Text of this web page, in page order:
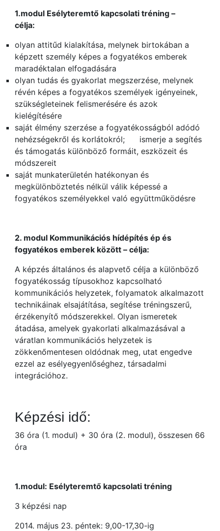
1.modul Esélyteremtő kapcsolati tréning –
célja:
olyan attitűd kialakítása, melynek birtokában a
képzett személy képes a fogyatékos emberek
maradéktalan elfogadására
olyan tudás és gyakorlat megszerzése, melynek
révén képes a fogyatékos személyek igényeinek,
szükségleteinek felismerésére és azok
kielégítésére
saját élmény szerzése a fogyatékosságból adódó
nehézségekről és korlátokról; ismerje a segítés
és támogatás különböző formáit, eszközeit és
módszereit
saját munkaterületén hatékonyan és
megkülönböztetés nélkül válik képessé a
fogyatékos személyekkel való együttműködésre
2. modul Kommunikációs hídépítés ép és
fogyatékos emberek között – célja:
A képzés általános és alapvető célja a különböző
fogyatékosság típusokhoz kapcsolható
kommunikációs helyzetek, folyamatok alkalmazott
technikáinak elsajátítása, segítése tréningszerű,
érzékenyítő módszerekkel. Olyan ismeretek
átadása, amelyek gyakorlati alkalmazásával a
váratlan kommunikációs helyzetek is
zökkenőmentesen oldódnak meg, utat engedve
ezzel az esélyegyenlőséghez, társadalmi
integrációhoz.
Képzési idő:
36 óra (1. modul) + 30 óra (2. modul), összesen 66
óra
1.modul: Esélyteremtő kapcsolati tréning
3 képzési nap
2014. május 23. péntek: 9,00-17,30-ig